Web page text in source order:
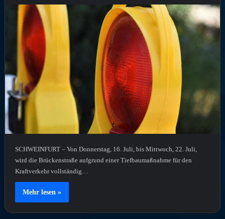
SCHWEINFURT – Von Donnerstag, 16. Juli, bis Mittwoch, 22. Juli,
wird die Brückenstraße aufgrund einer Tiefbaumaßnahme für den
Kraftverkehr vollständig…
Mehr lesen »